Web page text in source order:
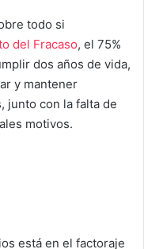
todo si
del Fracaso, el 75%
dos años de vida,
y mantener
junto con la falta de
motivos.
está en el factoraje